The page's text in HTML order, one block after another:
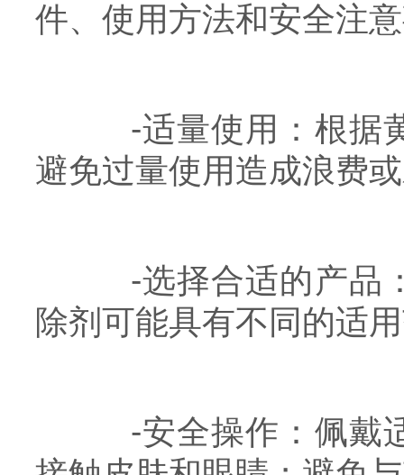
件、使用方法和安全注
-适量使用：根据黄
避免过量使用造成浪费
-选择合适的产品：
除剂可能具有不同的适
-安全操作：佩戴适